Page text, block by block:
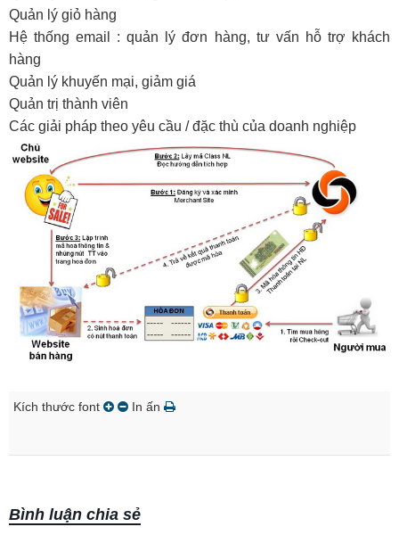
Quản lý giỏ hàng
Hệ thống email : quản lý đơn hàng, tư vấn hỗ trợ khách
hàng
Quản lý khuyến mại, giảm giá
Quản trị thành viên
Các giải pháp theo yêu cầu / đặc thù của doanh nghiệp
Kích thước font In ấn
Bình luận chia sẻ